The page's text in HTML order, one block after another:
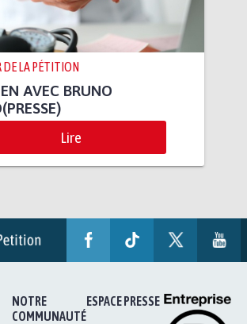
DE LA PÉTITION
AVEC BRUNO
Lire
NOTRE
COMMUNAUTÉ
ESPACE PRESSE